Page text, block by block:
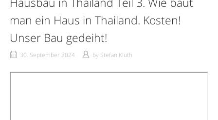
man ein Haus in Thailand. Kosten!
Unser Bau gedeiht!
30. September 2024 by Stefan Kluth